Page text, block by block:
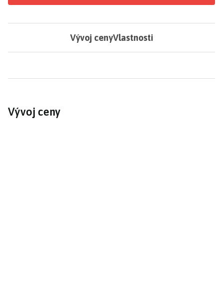
Vývoj cenyVlastnosti
Vývoj ceny